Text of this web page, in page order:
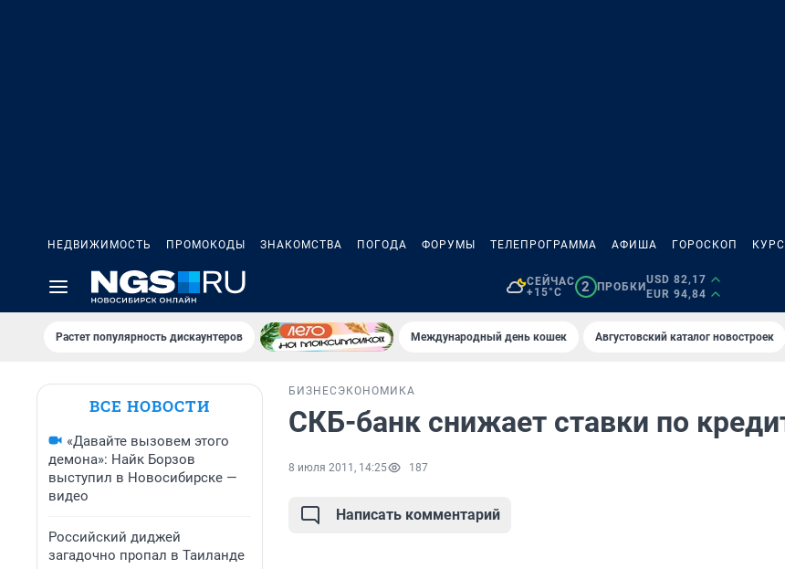
НЕДВИЖИМОСТЬ ПРОМОКОДЫ ЗНАКОМСТВА ПОГОДА ФОРУМЫ ТЕЛЕПРОГРАММА АФИША ГОРОСКОП
СЕЙЧАС
+15°C
2 ПРОБКИ
USD 82,17
EUR 94,84
Растет популярность дискаунтеров Международный день кошек Августовский каталог новостроек
ВСЕ НОВОСТИ
«Давайте вызовем этого
демона»: Найк Борзов
выступил в Новосибирске —
видео
Российский диджей
загадочно пропал в Таиланде
БИЗНЕС ЭКОНОМИКА
СКБ-банк снижает ставки по
8 июля 2011, 14:25 187
Написать комментарий